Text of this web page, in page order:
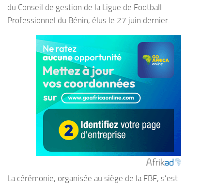
du Conseil de gestion de la Ligue de Football
Professionnel du Bénin, élus le 27 juin dernier.
La cérémonie, organisée au siège de la FBF, s’est